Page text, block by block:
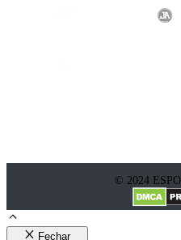
© 2024
Fechar